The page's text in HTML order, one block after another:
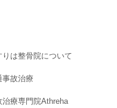
りは整骨院について
事故治療
治療専門院Athreha